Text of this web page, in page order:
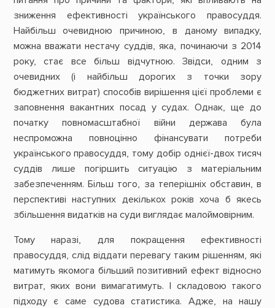
зниження ефективності українського правосуддя.
Найбільш очевидною причиною, в даному випадку,
можна вважати нестачу суддів, яка, починаючи з 2014
року, стає все більш відчутною. Звідси, одним з
очевидних (і найбільш дорогих з точки зору
бюджетних витрат) способів вирішення цієї проблеми є
заповнення вакантних посад у судах. Однак, ще до
початку повномасштабної війни держава була
неспроможна повноцінно фінансувати потреби
українського правосуддя, тому добір однієї-двох тисяч
суддів лише погіршить ситуацію з матеріальним
забезпеченням. Більш того, за теперішніх обставин, в
перспективі наступних декількох років хоча б якесь
збільшення видатків на суди виглядає малоймовірним.
Тому наразі, для покращення ефективності
правосуддя, слід віддати перевагу таким рішенням, які
матимуть якомога більший позитивний ефект відносно
витрат, яких вони вимагатимуть. І складовою такого
підходу є саме судова статистика. Адже, на нашу